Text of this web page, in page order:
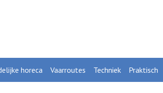
horeca Vaarroutes Techniek Praktisch